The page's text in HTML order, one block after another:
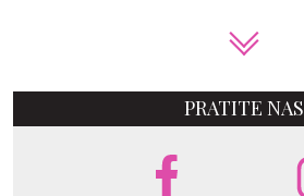
PRATITE NAS